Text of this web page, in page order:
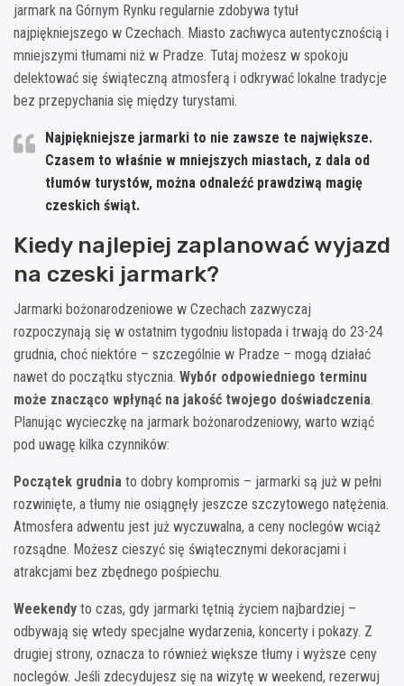
jarmark na Górnym Rynku regularnie zdobywa tytuł
najpiękniejszego w Czechach. Miasto zachwyca autentycznością i
mniejszymi tłumami niż w Pradze. Tutaj możesz w spokoju
delektować się świąteczną atmosferą i odkrywać lokalne tradycje
bez przepychania się między turystami.
Najpiękniejsze jarmarki to nie zawsze te największe.
Czasem to właśnie w mniejszych miastach, z dala od
tłumów turystów, można odnaleźć prawdziwą magię
czeskich świąt.
Kiedy najlepiej zaplanować wyjazd
na czeski jarmark?
Jarmarki bożonarodzeniowe w Czechach zazwyczaj
rozpoczynają się w ostatnim tygodniu listopada i trwają do 23-24
grudnia, choć niektóre – szczególnie w Pradze – mogą działać
nawet do początku stycznia. Wybór odpowiedniego terminu
może znacząco wpłynąć na jakość twojego doświadczenia.
Planując wycieczkę na jarmark bożonarodzeniowy, warto wziąć
pod uwagę kilka czynników:
Początek grudnia to dobry kompromis – jarmarki są już w pełni
rozwinięte, a tłumy nie osiągnęły jeszcze szczytowego natężenia.
Atmosfera adwentu jest już wyczuwalna, a ceny noclegów wciąż
rozsądne. Możesz cieszyć się świątecznymi dekoracjami i
atrakcjami bez zbędnego pośpiechu.
Weekendy to czas, gdy jarmarki tętnią życiem najbardziej –
odbywają się wtedy specjalne wydarzenia, koncerty i pokazy. Z
drugiej strony, oznacza to również większe tłumy i wyższe ceny
noclegów. Jeśli zdecydujesz się na wizytę w weekend, rezerwuj